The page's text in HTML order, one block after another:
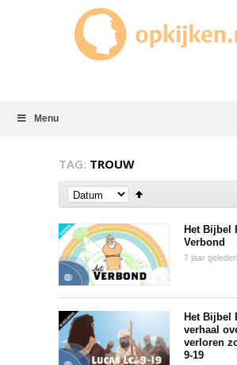
Menu
TAG: TROUW
Het Bijbel
Verbond
7 jaar geleden
Het Bijbel
verhaal
verloren
9-19